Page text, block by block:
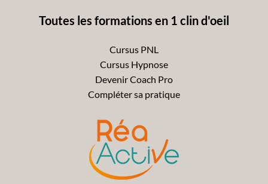
Toutes les formations en 1 clin d'oeil
Cursus PNL
Cursus Hypnose
Devenir Coach Pro
Compléter sa pratique